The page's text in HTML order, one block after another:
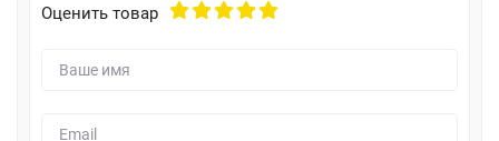
Оценить товар